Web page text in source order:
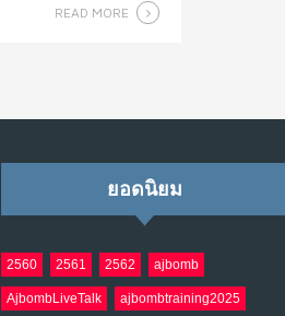
READ MORE
6
ยอดนิยม
2560 2561 2562 ajbomb
AjbombLiveTalk ajbombtraining2025